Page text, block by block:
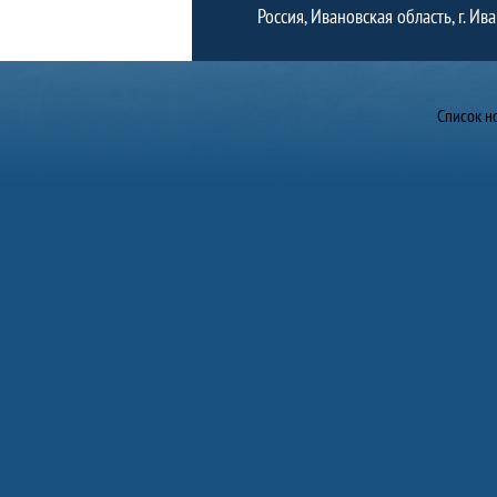
Россия, Ивановская область, г.
Список